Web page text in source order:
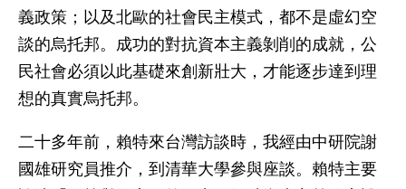
義政策；以及北歐的社會民主模式，都不是虛幻空
談的烏托邦。成功的對抗資本主義剝削的成就，公
民社會必須以此基礎來創新壯大，才能逐步達到理
想的真實烏托邦。
二十多年前，賴特來台灣訪談時，我經由中研院謝
國雄研究員推介，到清華大學參與座談。賴特主要